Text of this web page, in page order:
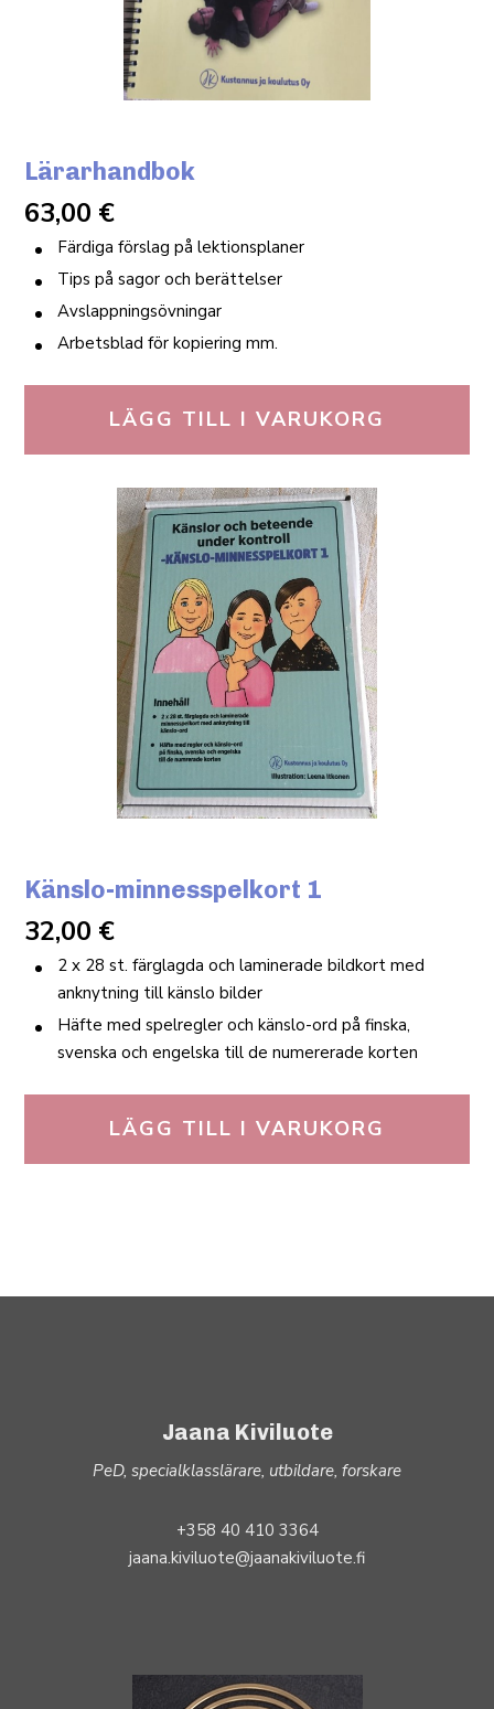
Lärarhandbok
63,00 €
Färdiga förslag på lektionsplaner
Tips på sagor och berättelser
Avslappningsövningar
Arbetsblad för kopiering mm.
LÄGG TILL I VARUKORG
Känslo-minnesspelkort 1
32,00 €
2 x 28 st. färglagda och laminerade bildkort med
anknytning till känslo bilder
Häfte med spelregler och känslo-ord på finska,
svenska och engelska till de numererade korten
LÄGG TILL I VARUKORG
Jaana Kiviluote
PeD, specialklasslärare, utbildare, forskare
+358 40 410 3364
jaana.kiviluote@jaanakiviluote.fi